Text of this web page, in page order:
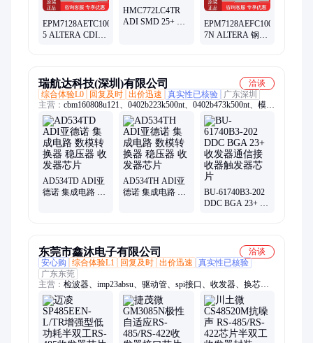
EPM7128AETC100-
5 ALTERA CDIP
HMC772LC4TR
ADI SMD 25+ 射
EPM7128AEFC100-
7N ALTERA 钢面
瑞航达科技(深圳)有限公司
洽谈
综合体验L0
回复及时 出价迅速 真实性已核验
广东深圳
主营： cbm160808u121、0402b223k500nt、0402b473k500nt、模数
转换芯片、0402b224k160nt、0402b562k500nt、
cbw321609u190t、0402b222k500nt、06035c332jat2a、
0603x225k160nt、0402b103k500nt、0603b103j500nt、
0805b221k500nt、04022r102k500ba、0402cg102j500nt、
0402cg4r7c500nt、l9637d013trst19sop
AD534TD ADI亚
德诺 集成电路 数
AD534TH ADI亚
德诺 集成电路 数
BU-61740B3-202
DDC BGA 23+ 收
东莞市鑫沐电子有限公司
洽谈
安心购
综合体验L1 回复及时 出价迅速
真实性已核验
广东东莞
主营： 检波器、imp23absu、驱动管、spi接口、收发器、换芯
片、锂电池、电池组、放大器、传感器、稳压器、调制器、调节
器、升压器、tlsr9516a、控制器、反相器、rt8753bfe、处理器、
滤波器、gt4427dtr、锂离子、转换器、单片机、bm8563esa